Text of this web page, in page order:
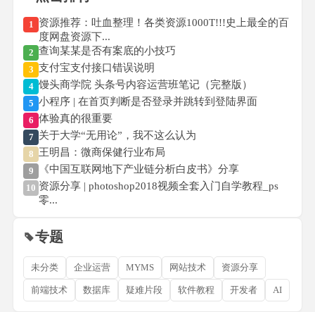
1 资源推荐：吐血整理！各类资源1000T!!!史上最全的百
度网盘资源下...
2 查询某某是否有案底的小技巧
3 支付宝支付接口错误说明
4 馒头商学院 头条号内容运营班笔记（完整版）
5 小程序 | 在首页判断是否登录并跳转到登陆界面
6 体验真的很重要
7 关于大学“无用论”，我不这么认为
8 王明昌：微商保健行业布局
9 《中国互联网地下产业链分析白皮书》分享
10 资源分享 | photoshop2018视频全套入门自学教程_ps
零...
专题
未分类 企业运营 MYMS 网站技术 资源分享
前端技术 数据库 疑难片段 软件教程 开发者 AI